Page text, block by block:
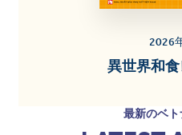
2026
異世界和
最新のベト